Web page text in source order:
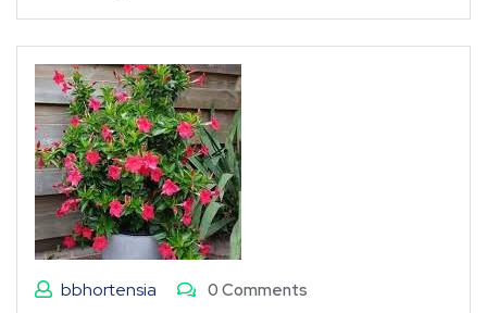
bbhortensia 0 Comments